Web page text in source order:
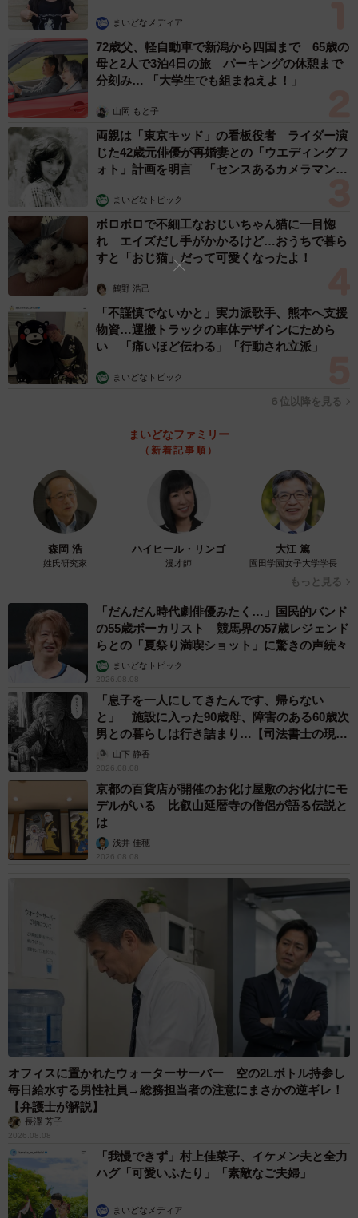
力層が低い層ほど課題を感じている可能性がうかがえまし
た。
なお、計算力層による差が最も大きい課題は「覚えなけれ
ばいけないことが多すぎる」（計算力低位-高位の肯定率が
27.8pt差）で、暗記量の負担感の克服が計算力向上に重要で
あることが示唆されました。
低SES層が直面する課題（出典：スプリックス教育財団調べ）
算数の勉強で抱える課題に関する5つの設問について、「は
い」と回答した小学4年生の割合（肯定率）とSES（Socio-
Economic Status：世帯年収や親の学歴・職業などの指標）
の関係を調べたところ、世界5カ国では、いずれの設問にお
いてもSES層による差が10pt以内にとどまり、SES層によ
る差は計算力層別の差よりも小さい傾向がありました。
その中で、SES層による差が最も大きかった課題は「覚え
なければいけないことが多すぎる」（低SES層-高SES層の
肯定率が9.7pt差）であり、暗記量の負担感を課題にする子
どもは、低SESほど多い傾向が見られました。
一方の日本では、SESが高い層と低い層で肯定率の差が
15pt程度開く設問もあり、世界5カ国と比べて家庭の社会経
済的背景が、算数の勉強への課題感に影響している可能性
が示されました。
日本の特徴としては、高SES層における課題感の低さがあ
るといい、特に「覚えなければいけないことが多すぎる」
「何のために勉強しているのかわからない」と日本の高
SES層が回答した割合は、世界5カ国の高SES層と比べて半
分以下に抑えられています。
これは、算数を単なる暗記科目と捉えないような、本質的
な理解を促す経験や、算数の勉強と将来の目標の関連を意
識する機会が得られている可能性を示唆している半面、日
本の低SES層では依然として「覚えなければいけないこと
が多すぎる」「上手な勉強法がわからない」といった課題
まいどなメディア
72歳父、軽自動車で新潟から四国まで 65歳の
母と2人で3泊4日の旅 パーキングの休憩まで
分刻み… 「大学生でも組まねえよ！」
山岡 もと子
両親は「東京キッド」の看板役者 ライダー演
じた42歳元俳優が再婚妻との「ウエディングフ
ォト」計画を明言 「センスあるカメラマン求
まいどなトピック
ボロボロで不細工なおじいちゃん猫に一目惚
れ エイズだし手がかかるけど…おうちで暮ら
すと「おじ猫」だって可愛くなったよ！
鶴野 浩己
「不謹慎でないかと」実力派歌手、熊本へ支援
物資…運搬トラックの車体デザインにためら
い 「痛いほど伝わる」「行動され立派」
まいどなトピック
６位以降を見る
まいどなファミリー
（新着記事順）
森岡 浩
姓氏研究家
ハイヒール・リンゴ
漫才師
大江 篤
園田学園女子大学学長
もっと見る
「だんだん時代劇俳優みたく…」国民的バンド
の55歳ボーカリスト 競馬界の57歳レジェンド
らとの「夏祭り満喫ショット」に驚きの声続々
まいどなトピック
2026.08.08
「息子を一人にしてきたんです、帰らない
と」 施設に入った90歳母、障害のある60歳次
男との暮らしは行き詰まり…【司法書士の現場
から】山下 静香
2026.08.08
京都の百貨店が開催のお化け屋敷のお化けにモ
デルがいる 比叡山延暦寺の僧侶が語る伝説と
は
浅井 佳穂
2026.08.08
オフィスに置かれたウォーターサーバー 空の2Lボトル持参し
毎日給水する男性社員→総務担当者の注意にまさかの逆ギレ！
【弁護士が解説】
長澤 芳子
2026.08.08
「我慢できず」村上佳菜子、イケメン夫と全力
ハグ「可愛いふたり」「素敵なご夫婦」
まいどなメディア